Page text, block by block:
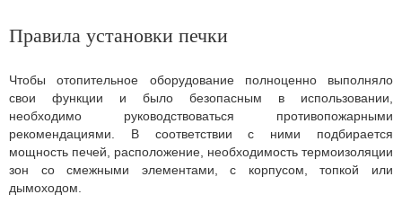
Правила установки печки
Чтобы отопительное оборудование полноценно выполняло
свои функции и было безопасным в использовании,
необходимо руководствоваться противопожарными
рекомендациями. В соответствии с ними подбирается
мощность печей, расположение, необходимость термоизоляции
зон со смежными элементами, с корпусом, топкой или
дымоходом.